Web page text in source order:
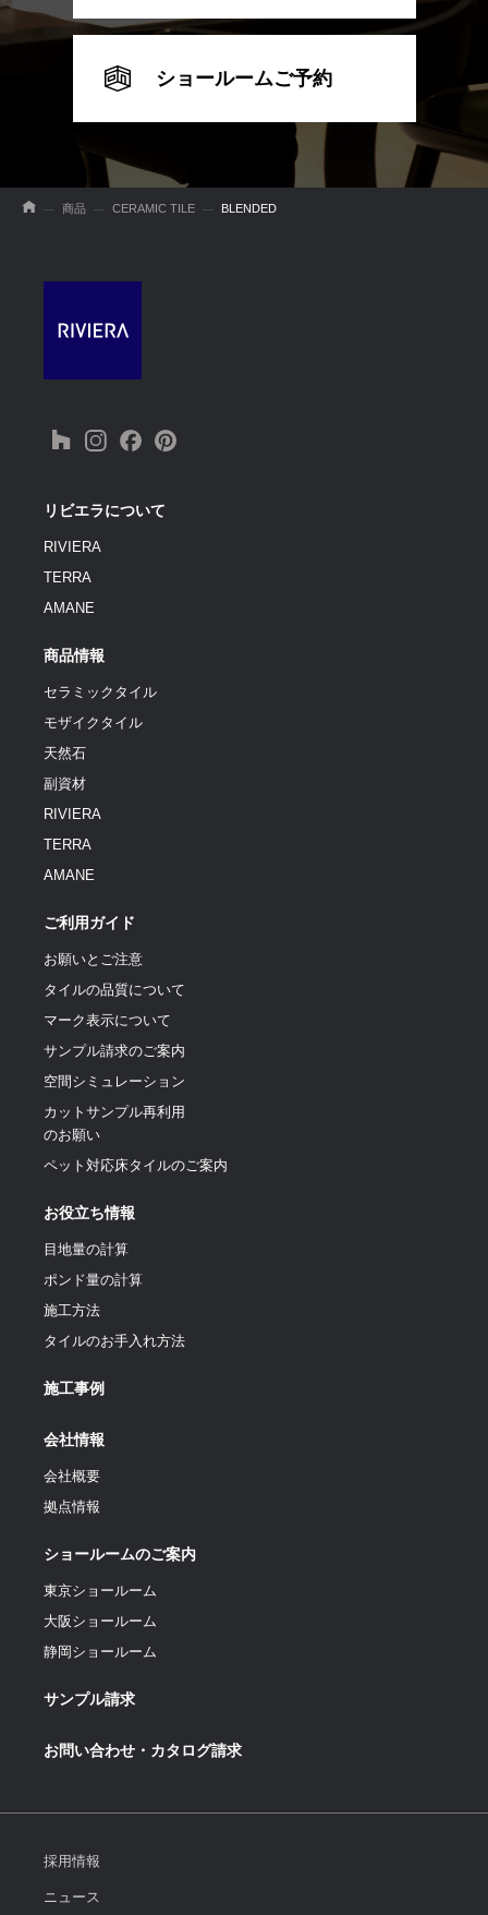
ショールームご予約
商品 CERAMIC TILE BLENDED
リビエラについて
RIVIERA
TERRA
AMANE
商品情報
セラミックタイル
モザイクタイル
天然石
副資材
RIVIERA
TERRA
AMANE
ご利用ガイド
お願いとご注意
タイルの品質について
マーク表示について
サンプル請求のご案内
空間シミュレーション
カットサンプル再利用
のお願い
ペット対応床タイルのご案内
お役立ち情報
目地量の計算
ポンド量の計算
施工方法
タイルのお手入れ方法
施工事例
会社情報
会社概要
拠点情報
ショールームのご案内
東京ショールーム
大阪ショールーム
静岡ショールーム
サンプル請求
お問い合わせ・カタログ請求
採用情報
ニュース